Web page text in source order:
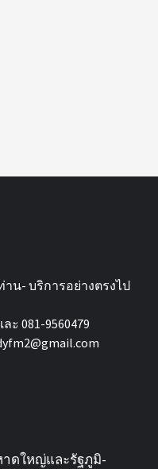
น- บริการอย่างตรงไป
ะ 081-9560479
าดใหญ่และรัฐภูมิ-